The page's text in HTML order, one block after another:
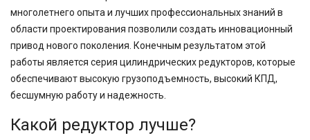
многолетнего опыта и лучших профессиональных знаний в
области проектирования позволили создать инновационный
привод нового поколения. Конечным результатом этой
работы является серия цилиндрических редукторов, которые
обеспечивают высокую грузоподъемность, высокий КПД,
бесшумную работу и надежность.
Какой редуктор лучше?